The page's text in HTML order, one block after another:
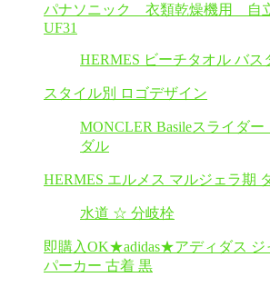
パナソニック 衣類乾燥機用 自
UF31
HERMES ビーチタオル バス
スタイル別 ロゴデザイン
MONCLER Basileスライダ
ダル
HERMES エルメス マルジェラ期
水道 ☆ 分岐栓
即購入OK★adidas★アディダス ジ
パーカー 古着 黒